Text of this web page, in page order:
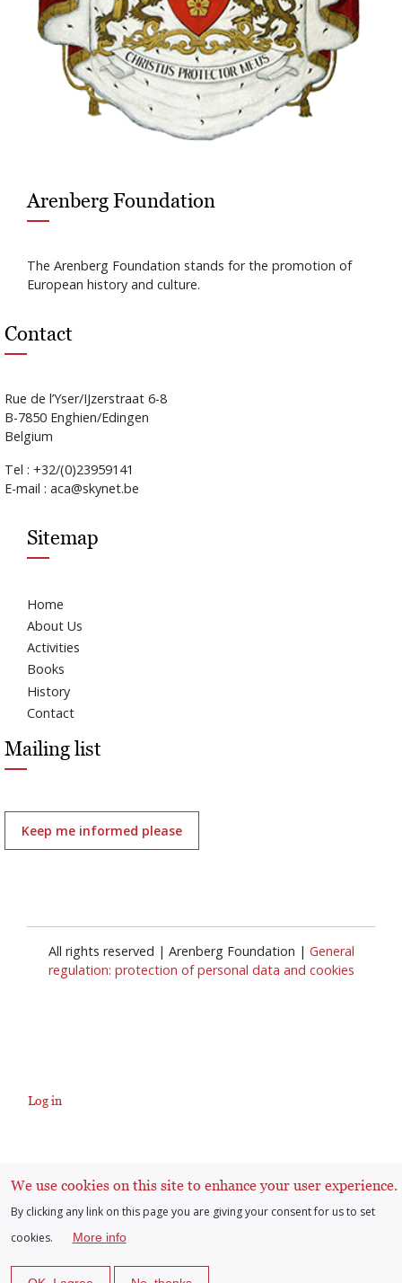
Arenberg Foundation
The Arenberg Foundation stands for the promotion of
European history and culture.
Contact
Rue de l’Yser/IJzerstraat 6-8
B-7850 Enghien/Edingen
Belgium
Tel : +32/(0)23959141
E-mail : aca@skynet.be
Sitemap
Home
About Us
Activities
Books
History
Contact
Mailing list
Keep me informed please
All rights reserved | Arenberg Foundation | General
regulation: protection of personal data and cookies
User
menu
Log in
We use cookies on this site to enhance your user experience.
By clicking any link on this page you are giving your consent for us to set
cookies.
More info